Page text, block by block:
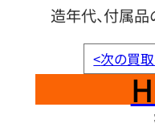
造年代、付属品
<次の買